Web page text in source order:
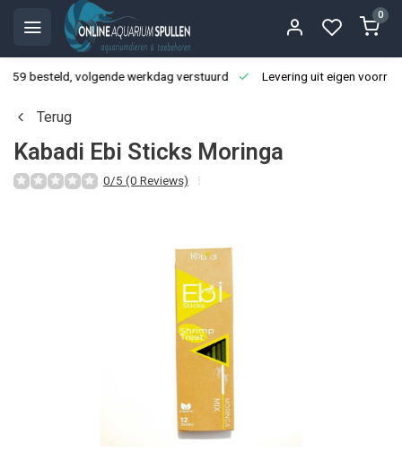
0
besteld, volgende werkdag verstuurd Levering uit eigen
Terug
Kabadi Ebi Sticks Moringa
0/5 (0 Reviews)